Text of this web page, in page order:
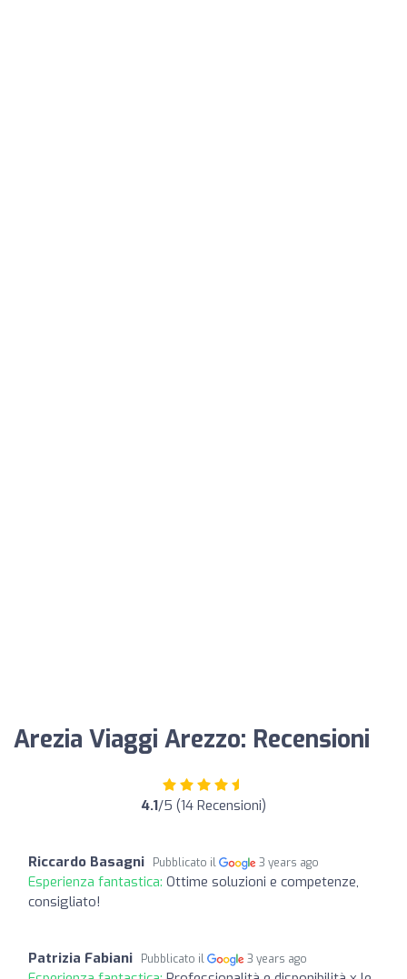
Arezia Viaggi Arezzo: Recensioni
4.1/5 (14 Recensioni)
Riccardo Basagni Pubblicato il 3 years ago
Esperienza fantastica: Ottime soluzioni e competenze,
consigliato!
Patrizia Fabiani Pubblicato il 3 years ago